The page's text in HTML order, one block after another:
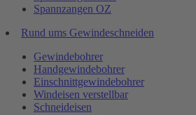
Spannzangen OZ
Rund ums Gewindeschneiden
Gewindebohrer
Handgewindebohrer
Einschnittgewindebohrer
Windeisen verstellbar
Schneideisen